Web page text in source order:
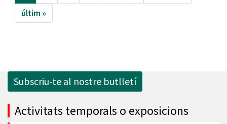
últim »
Subscriu-te al nostre butlletí
Activitats temporals o exposicions